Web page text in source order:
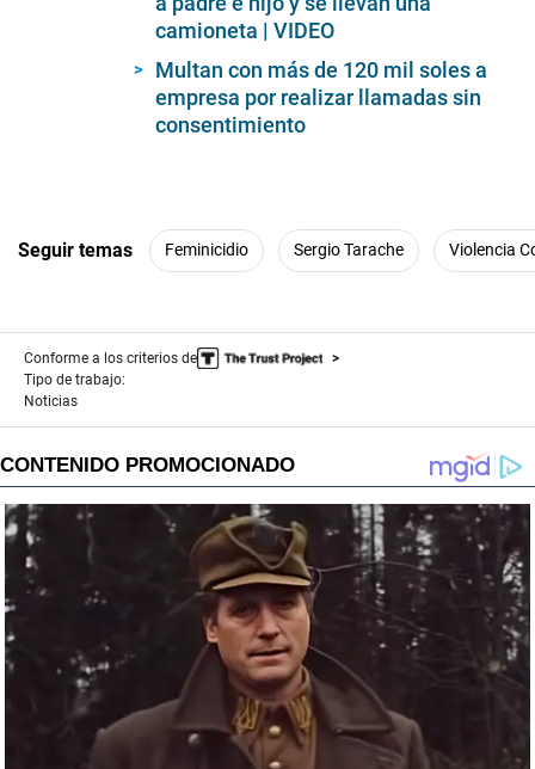
camioneta | VIDEO
Multan con más de 120 mil soles a
empresa por realizar llamadas sin
consentimiento
Seguir temas Feminicidio Sergio Tarache Violencia
Conforme a los criterios de
Tipo de trabajo:
Noticias